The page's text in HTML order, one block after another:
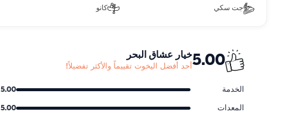
جت سكي كانو
5.00خيار عشاق البحر
أحد أفضل اليخوت تقييماً والأكثر تفضيلاً!
الخدمة 5.00
المعدات 5.00